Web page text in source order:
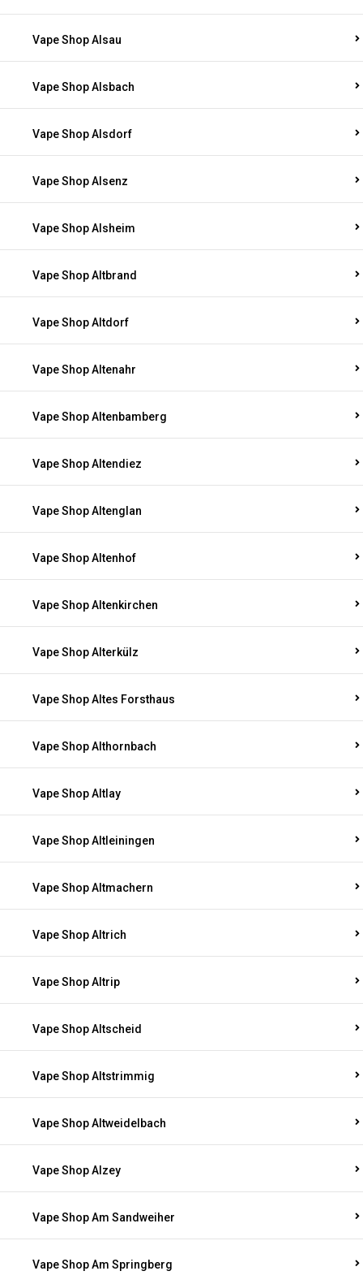
Vape Shop Alsau
Vape Shop Alsbach
Vape Shop Alsdorf
Vape Shop Alsenz
Vape Shop Alsheim
Vape Shop Altbrand
Vape Shop Altdorf
Vape Shop Altenahr
Vape Shop Altenbamberg
Vape Shop Altendiez
Vape Shop Altenglan
Vape Shop Altenhof
Vape Shop Altenkirchen
Vape Shop Alterkülz
Vape Shop Altes Forsthaus
Vape Shop Althornbach
Vape Shop Altlay
Vape Shop Altleiningen
Vape Shop Altmachern
Vape Shop Altrich
Vape Shop Altrip
Vape Shop Altscheid
Vape Shop Altstrimmig
Vape Shop Altweidelbach
Vape Shop Alzey
Vape Shop Am Sandweiher
Vape Shop Am Springberg